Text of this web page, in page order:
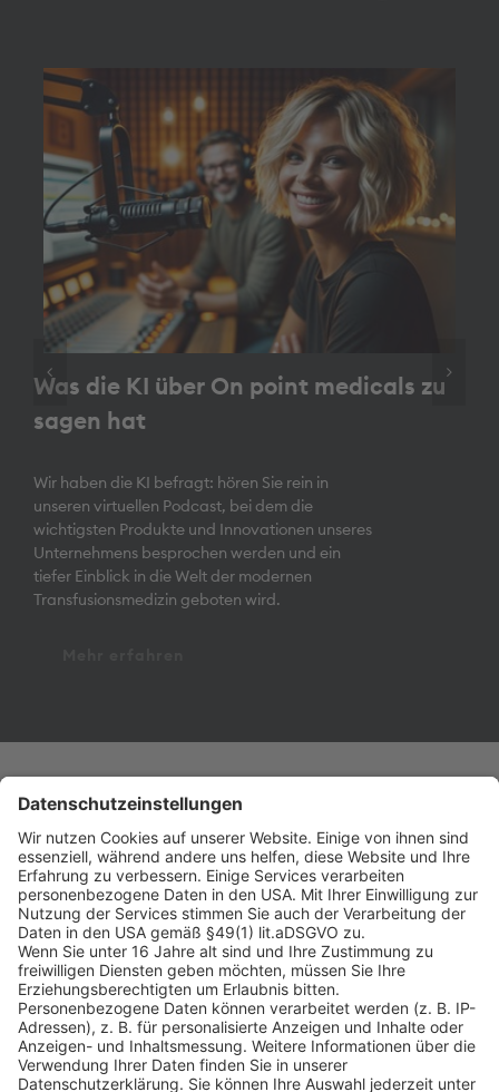
Was die KI über On point medicals zu
sagen hat
Wir haben die KI befragt: hören Sie rein in
unseren virtuellen Podcast, bei dem die
wichtigsten Produkte und Innovationen unseres
Unternehmens besprochen werden und ein
tiefer Einblick in die Welt der modernen
Transfusionsmedizin geboten wird.
on point medicals GmbH
Pharmaziegasse 5
9020 Klagenfurt am Wörthersee
Phone +43 463 410355
Fax +43 463 410355 109
office@onpoint.at